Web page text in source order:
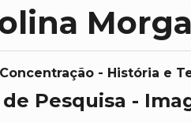
- História e
Pesquisa -